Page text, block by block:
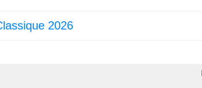
2026